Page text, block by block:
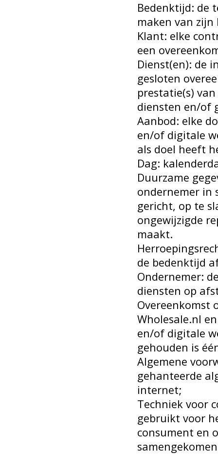
Bedenktijd: de
maken van
Klant: elke
een
Dienst(en): de
gesloten
prestatie(s)
diensten en/of
Aanbod: elke
en/of digitale
als doel heeft
Dag:
Duurzame
ondernemer in
gericht, op te
ongewijzigde
maakt.
de bedenktijd
Ondernemer:
diensten op
Overeenkomst
Wholesale.nl
en/of digitale
gehouden is
Algemene
gehanteerde
internet;
Techniek voor
gebruikt voor
consument en